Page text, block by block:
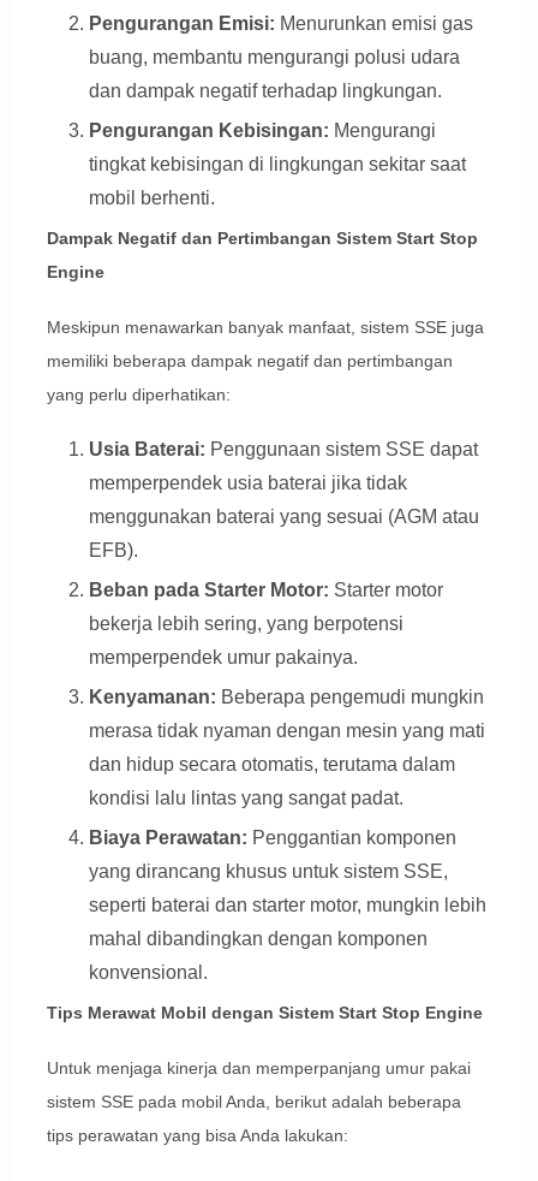
Pengurangan Emisi: Menurunkan emisi gas
buang, membantu mengurangi polusi udara
dan dampak negatif terhadap lingkungan.
Pengurangan Kebisingan: Mengurangi
tingkat kebisingan di lingkungan sekitar saat
mobil berhenti.
Dampak Negatif dan Pertimbangan Sistem Start Stop
Engine
Meskipun menawarkan banyak manfaat, sistem SSE juga
memiliki beberapa dampak negatif dan pertimbangan
yang perlu diperhatikan:
Usia Baterai: Penggunaan sistem SSE dapat
memperpendek usia baterai jika tidak
menggunakan baterai yang sesuai (AGM atau
EFB).
Beban pada Starter Motor: Starter motor
bekerja lebih sering, yang berpotensi
memperpendek umur pakainya.
Kenyamanan: Beberapa pengemudi mungkin
merasa tidak nyaman dengan mesin yang mati
dan hidup secara otomatis, terutama dalam
kondisi lalu lintas yang sangat padat.
Biaya Perawatan: Penggantian komponen
yang dirancang khusus untuk sistem SSE,
seperti baterai dan starter motor, mungkin lebih
mahal dibandingkan dengan komponen
konvensional.
Tips Merawat Mobil dengan Sistem Start Stop Engine
Untuk menjaga kinerja dan memperpanjang umur pakai
sistem SSE pada mobil Anda, berikut adalah beberapa
tips perawatan yang bisa Anda lakukan: